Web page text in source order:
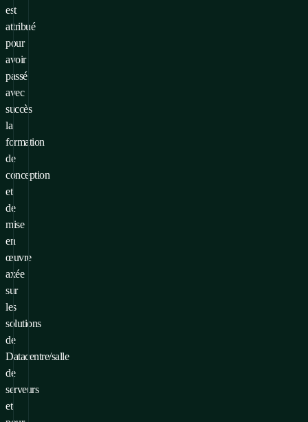
est
attribué
pour
avoir
passé
avec
succès
la
formation
de
conception
et
de
mise
en
œuvre
axée
sur
les
solutions
de
Datacentre/salle
de
serveurs
et